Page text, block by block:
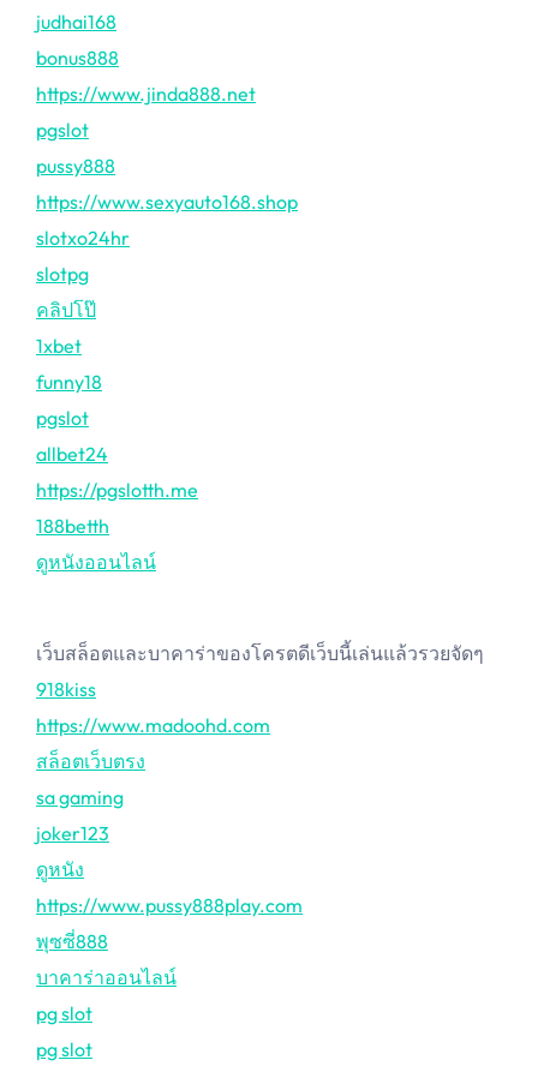
judhai168
bonus888
https://www.jinda888.net
pgslot
pussy888
https://www.sexyauto168.shop
slotxo24hr
slotpg
คลิปโป๊
1xbet
funny18
pgslot
allbet24
https://pgslotth.me
188betth
ดูหนังออนไลน์
เว็บสล็อตและบาคาร่าของโครตดีเว็บนี้เล่นแล้วรวยจัดๆ
918kiss
https://www.madoohd.com
สล็อตเว็บตรง
sa gaming
joker123
ดูหนัง
https://www.pussy888play.com
พุซซี่888
บาคาร่าออนไลน์
pg slot
pg slot